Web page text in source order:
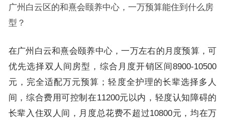
广州白云区的和熹会颐养中心，一万预算能住到什么房
型？
在广州白云和熹会颐养中心，一万左右的月度预算，可
优先选择双人间房型，综合月度开销区间8900-10500
元，完全适配万元预算；轻度全护理的长辈选择多人
间，综合费用可控制在11200元以内，轻度认知障碍的
长辈入住双人间，月度总花费不超过10800元，均在万